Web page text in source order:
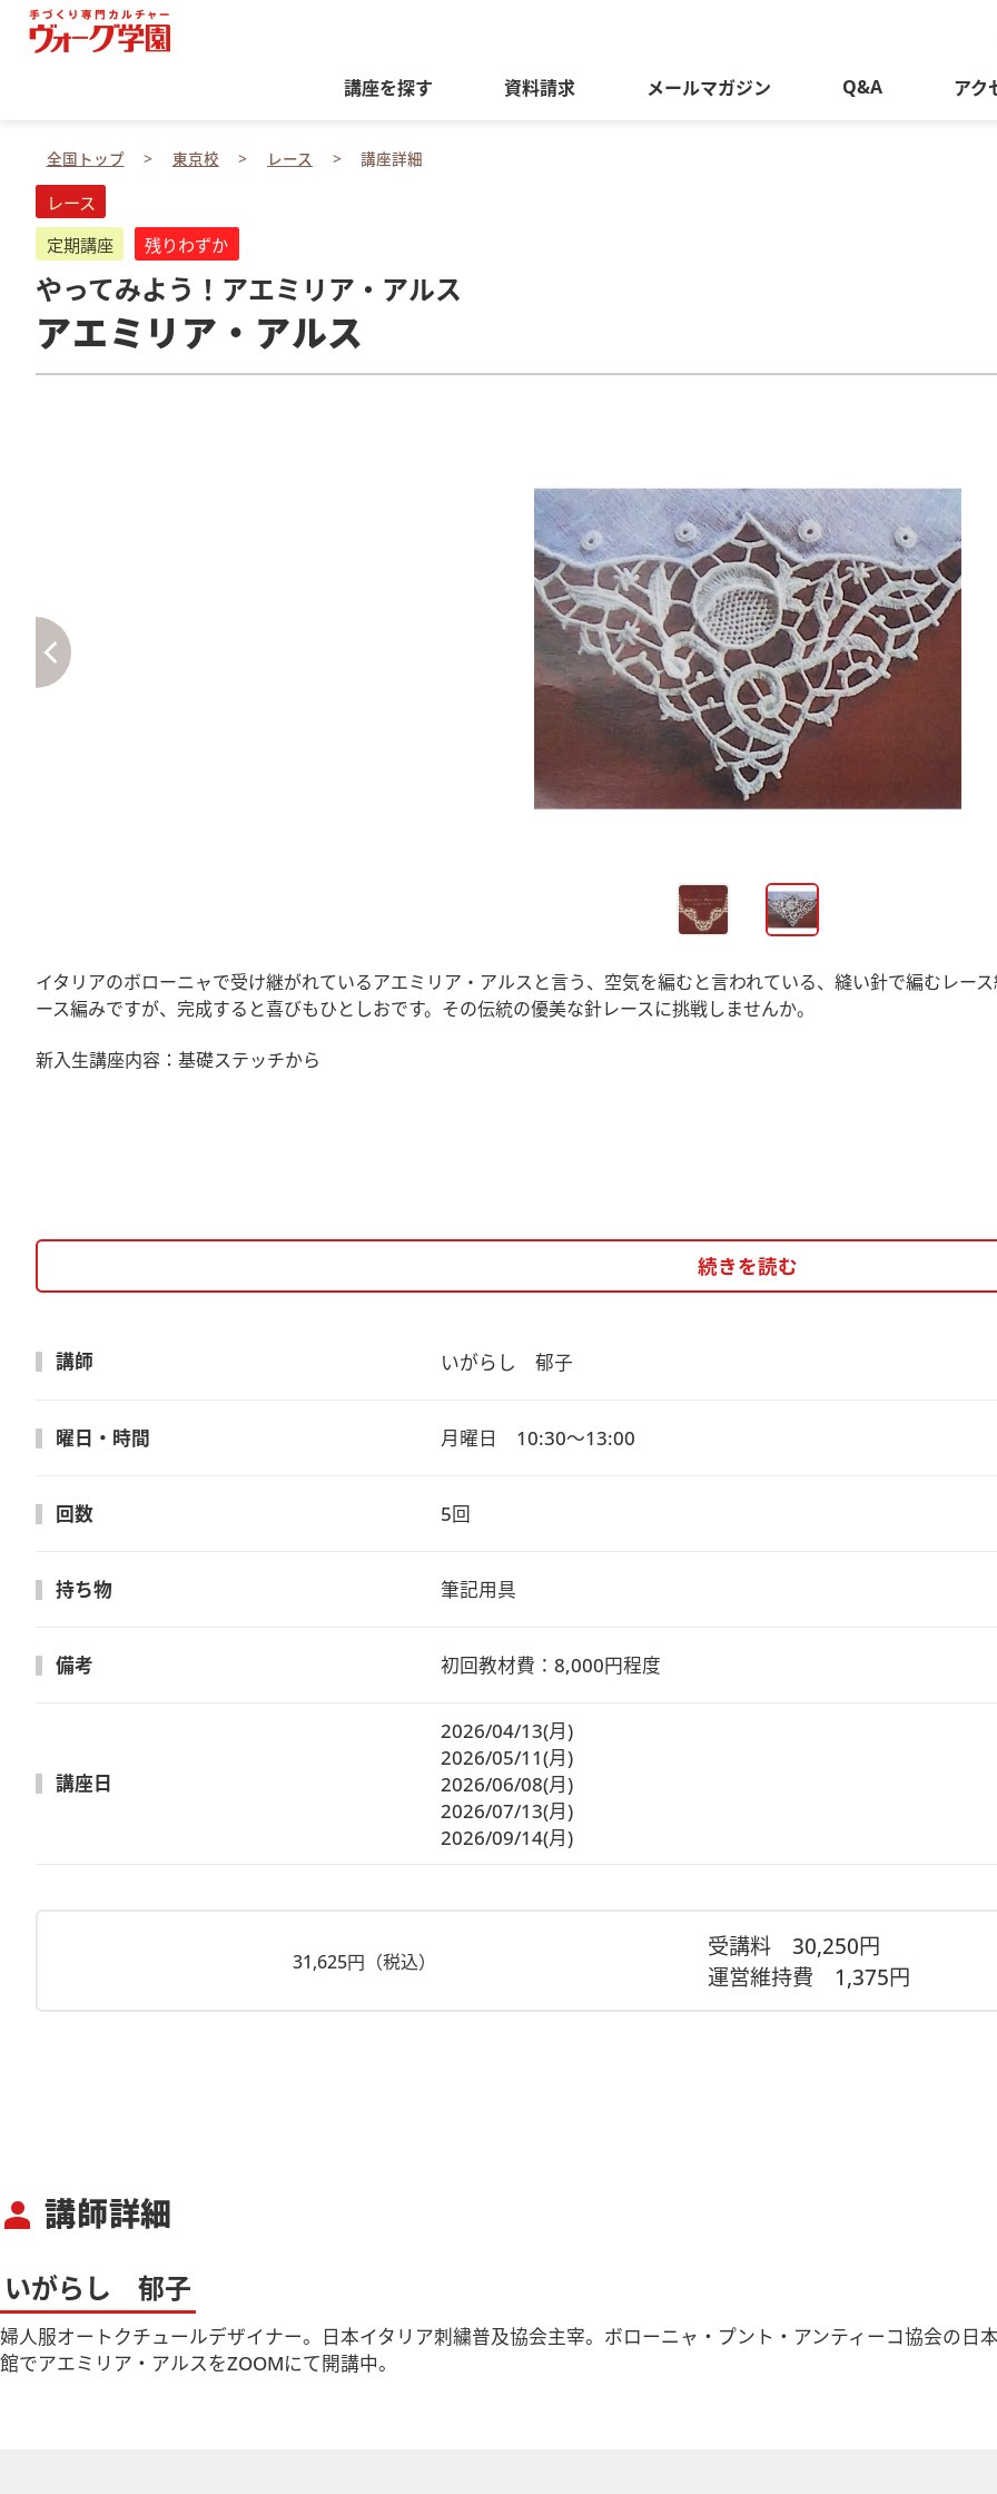
講座を探す 資料請求 メールマガジン Q&A アク
全国トップ 東京校 レース 講座詳細
レース
定期講座
残りわずか
やってみよう！アエミリア・アルス
アエミリア・アルス
イタリアのボローニャで受け継がれているアエミリア・アルスと言う、空気を編むと言われている、縫い針で編むレー
ース編みですが、完成すると喜びもひとしおです。その伝統の優美な針レースに挑戦しませんか。
新入生講座内容：基礎ステッチから
続きを読む
講師 いがらし　郁子
曜日・時間 月曜日　10:30～13:00
回数 5回
持ち物 筆記用具
備考 初回教材費：8,000円程度
講座日
2026/04/13(月)
2026/05/11(月)
2026/06/08(月)
2026/07/13(月)
2026/09/14(月)
31,625円（税込）
受講料30,250円
運営維持費 1,375円
person 講師詳細
いがらし 郁子
婦人服オートクチュールデザイナー。日本イタリア刺繍普及協会主宰。ボローニャ・プント・アンティーコ協会の日
館でアエミリア・アルスをZOOMにて開講中。